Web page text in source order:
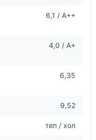
6,1 / А++
4,0 / А+
6,35
9,52
теп / хол